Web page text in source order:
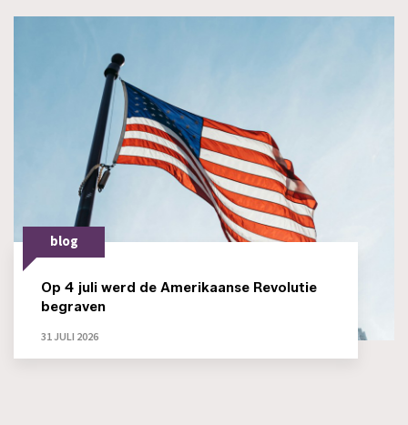
blog
Op 4 juli werd de Amerikaanse Revolutie
begraven
31 JULI 2026